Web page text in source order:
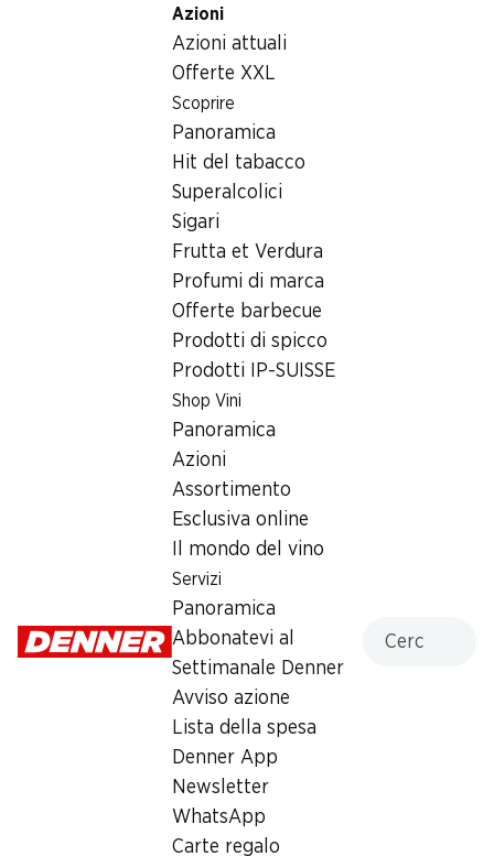
Azioni
Azioni attuali
Offerte XXL
Scoprire
Panoramica
Hit del tabacco
Superalcolici
Sigari
Frutta et Verdura
Profumi di marca
Offerte barbecue
Prodotti di spicco
Prodotti IP-SUISSE
Shop Vini
Panoramica
Azioni
Assortimento
Esclusiva online
Il mondo del vino
Servizi
Panoramica
Abbonatevi al
Settimanale Denner
Avviso azione
Lista della spesa
Denner App
Newsletter
WhatsApp
Carte regalo
Generi alimentari
Le Tradition IP-SUISSE
Le Tradition IP-SUISSE
1002300
Altri clienti hanno acquistato